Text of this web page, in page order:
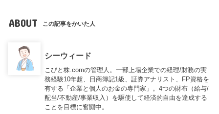
ABOUT この記事をかいた人
シーウィード
こびと株.comの管理人。一部上場企業での経理/財務の実
務経験10年超、日商簿記1級、証券アナリスト、FP資格を
有する「企業と個人のお金の専門家」。4つの財布（給与/
配当/不動産/事業収入）を駆使して経済的自由を達成する
ことを目標に奮闘中。